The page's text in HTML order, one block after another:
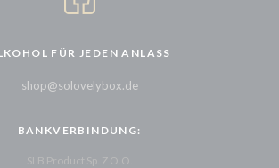
FÜR JEDEN ANLASS
shop@solovelybox.de
BANKVERBINDUNG:
SLB Product Sp. Z O.O.